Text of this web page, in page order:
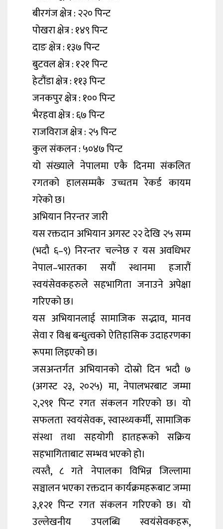
बीरगंज क्षेत्र : २२० पिन्ट
पोखरा क्षेत्र : १४९ पिन्ट
दाङ क्षेत्र : १३७ पिन्ट
बुटवल क्षेत्र : १२१ पिन्ट
हेटौंडा क्षेत्र : ११३ पिन्ट
जनकपुर क्षेत्र : १०० पिन्ट
भैरहवा क्षेत्र : ६७ पिन्ट
राजविराज क्षेत्र : २५ पिन्ट
कुल संकलन : ५०४७ पिन्ट
यो संख्याले नेपालमा एकै दिनमा संकलित
रगतको हालसम्मकै उच्चतम रेकर्ड कायम
गरेको छ।
अभियान निरन्तर जारी
यस रक्तदान अभियान अगस्ट २२ देखि २५ सम्म
(भदौ ६–९) निरन्तर चल्नेछ र यस अवधिभर
नेपाल–भारतका सयौं स्थानमा हजारौं
स्वयंसेवकहरुले सहभागिता जनाउने अपेक्षा
गरिएको छ।
यस अभियानलाई सामाजिक सद्भाव, मानव
सेवा र विश्व बन्धुत्वको ऐतिहासिक उदाहरणका
रूपमा लिइएको छ।
जसअन्तर्गत अभियानको दोस्रो दिन भदौ ७
(अगस्ट २३, २०२५) मा, नेपालभरबाट जम्मा
२,२९१ पिन्ट रगत संकलन गरिएको छ। यो
सफलता स्वयंसेवक, स्वास्थ्यकर्मी, सामाजिक
संस्था तथा सहयोगी हातहरूको सक्रिय
सहभागिताबाट सम्भव भएको हो।
त्यस्तै, ८ गते नेपालका विभिन्न जिल्लामा
सञ्चालन भएका रक्तदान कार्यक्रमहरूबाट जम्मा
३,१२१ पिन्ट रगत संकलन गरिएको छ। यो
उल्लेखनीय उपलब्धि स्वयंसेवकहरू,